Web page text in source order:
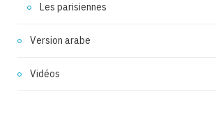
Les parisiennes
Version arabe
Vidéos